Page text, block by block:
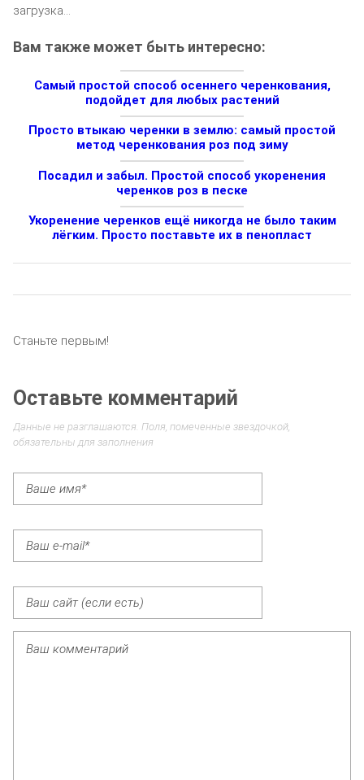
загрузка...
Вам также может быть интересно:
Самый простой способ осеннего черенкования,
подойдет для любых растений
Просто втыкаю черенки в землю: самый простой
метод черенкования роз под зиму
Посадил и забыл. Простой способ укоренения
черенков роз в песке
Укоренение черенков ещё никогда не было таким
лёгким. Просто поставьте их в пенопласт
Станьте первым!
Оставьте комментарий
Данные не разглашаются. Поля, помеченные звездочкой,
обязательны для заполнения